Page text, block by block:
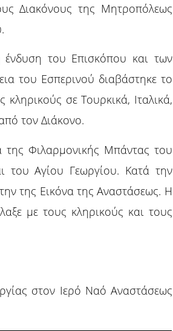
Διακόνους της Μητροπόλεως
του Επισκόπου και των
του Εσπερινού διαβάστηκε το
σε Τουρκικά, Ιταλικά,
τον Διάκονο.
της Φιλαρμονικής Μπάντας του
του Αγίου Γεωργίου. Κατά την
της Εικόνα της Αναστάσεως. Η
με τους κληρικούς και τους
στον Ιερό Ναό Αναστάσεως